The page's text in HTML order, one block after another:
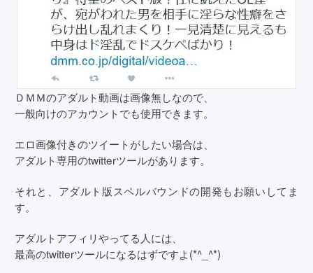
ＤＭＭのアダルト動画は画像無しなので、
一般向けのアカウントでも使用できます。
エロ画像付きのツイートがしたい場合は、
アダルト専用のtwitterツールがあります。
それと、アダルト版スペルバウンドの開発もお願いしてま
す。
アダルトアフィリやってる人には、
最高のtwitterツールになるはずですよ(*^_^*)